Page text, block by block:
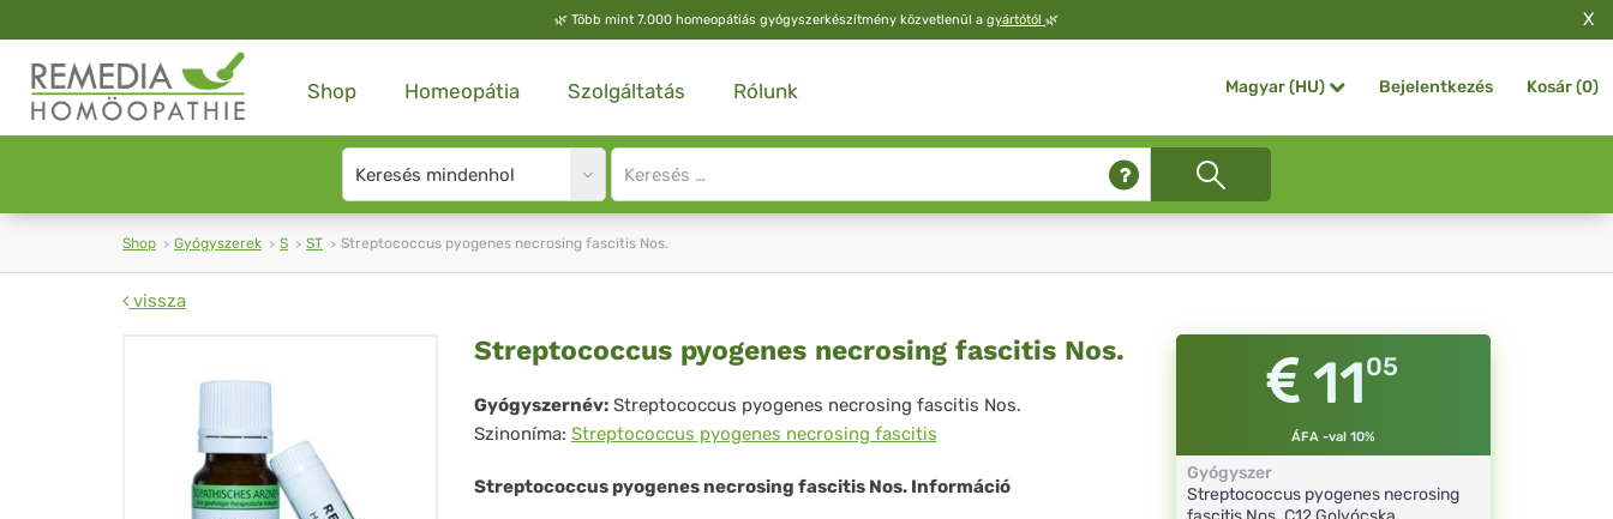
🌿 Több mint 7.000 homeopátiás gyógyszerkészítmény közvetlenül a gyártótól 🌿 X
Shop Homeopátia Szolgáltatás Rólunk Magyar (HU) Bejelentkezés Kosár (0)
Search
type
Site
search
Shop Gyógyszerek S ST Streptococcus pyogenes necrosing fascitis Nos.
vissza
Streptococcus
pyogenes
necrosing
fascitis
Streptococcus pyogenes necrosing fascitis Nos.
Gyógyszernév: Streptococcus pyogenes necrosing fascitis Nos.
Szinoníma: Streptococcus pyogenes necrosing fascitis
Streptococcus pyogenes necrosing fascitis Nos. Információ
1105
ÁFA -val 10%
Gyógyszer
Streptococcus pyogenes necrosing